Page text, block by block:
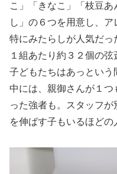
こ」「きなこ」「枝豆
し」の６つを用意し、
特にみたらしが人気だっ
１組あたり約３２個の
子どもたちはあっという
中には、親御さんが１
った強者も。スタッフ
を伸ばす子もいるほど